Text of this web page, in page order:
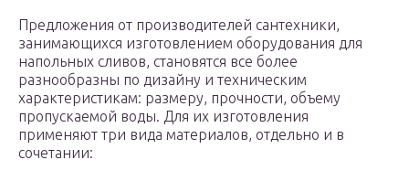
Предложения от производителей сантехники,
занимающихся изготовлением оборудования для
напольных сливов, становятся все более
разнообразны по дизайну и техническим
характеристикам: размеру, прочности, объему
пропускаемой воды. Для их изготовления
применяют три вида материалов, отдельно и в
сочетании: